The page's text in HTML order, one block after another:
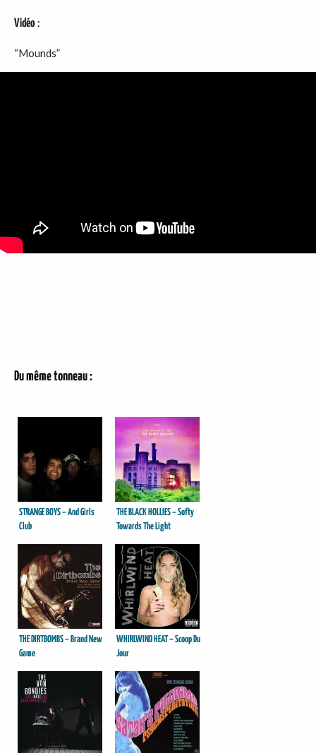
Vidéo:
“Mounds”
Du même tonneau :
STRANGE BOYS – And Girls
Club
THE BLACK HOLLIES – Softy
Towards The Light
THE DIRTBOMBS – Brand New
Game
WHIRLWIND HEAT – Scoop Du
Jour